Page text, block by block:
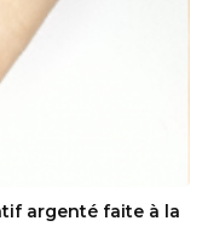
argenté faite à la